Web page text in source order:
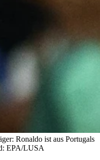
Ronaldo ist aus Portugals
EPA/LUSA